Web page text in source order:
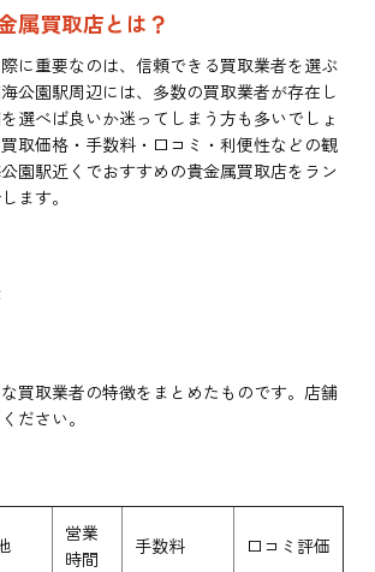
属買取店とは？
に重要なのは、信頼できる買取業者を選ぶ
公園駅周辺には、多数の買取業者が存在し
選べば良いか迷ってしまう方も多いでしょ
取価格・手数料・口コミ・利便性などの観
園駅近くでおすすめの貴金属買取店をラン
ます。
買取業者の特徴をまとめたものです。店舗
ださい。
営業
時間
手数料 口コミ評価